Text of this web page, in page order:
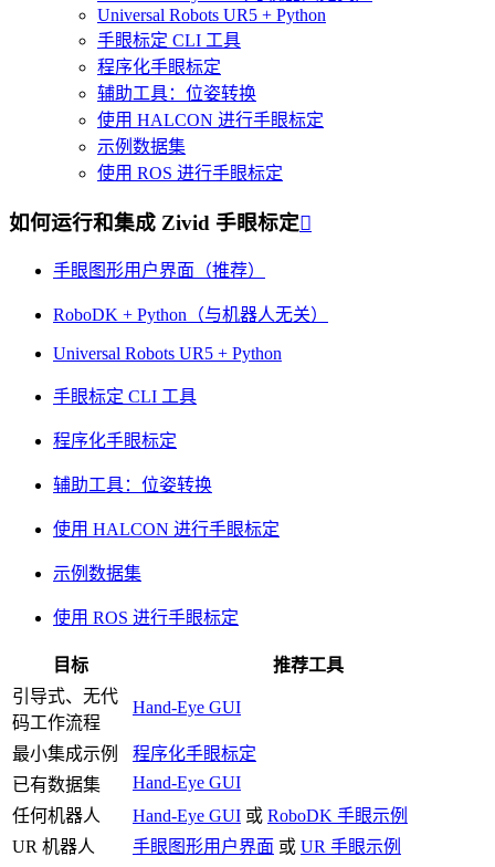
Universal Robots UR5 + Python
手眼标定 CLI 工具
程序化手眼标定
辅助工具：位姿转换
使用 HALCON 进行手眼标定
示例数据集
使用 ROS 进行手眼标定
如何运行和集成 Zivid 手眼标定
手眼图形用户界面（推荐）
RoboDK + Python（与机器人无关）
Universal Robots UR5 + Python
手眼标定 CLI 工具
程序化手眼标定
辅助工具：位姿转换
使用 HALCON 进行手眼标定
示例数据集
使用 ROS 进行手眼标定
目标
推荐工具
引导式、无代
码工作流程
Hand-Eye GUI
最小集成示例
程序化手眼标定
已有数据集
Hand-Eye GUI
任何机器人
Hand-Eye GUI 或 RoboDK 手眼示例
UR 机器人
手眼图形用户界面 或 UR 手眼示例